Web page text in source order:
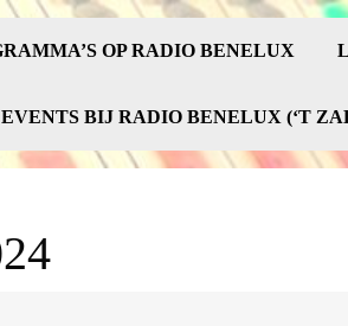
OP RADIO BENELUX
BIJ RADIO BENELUX (‘T